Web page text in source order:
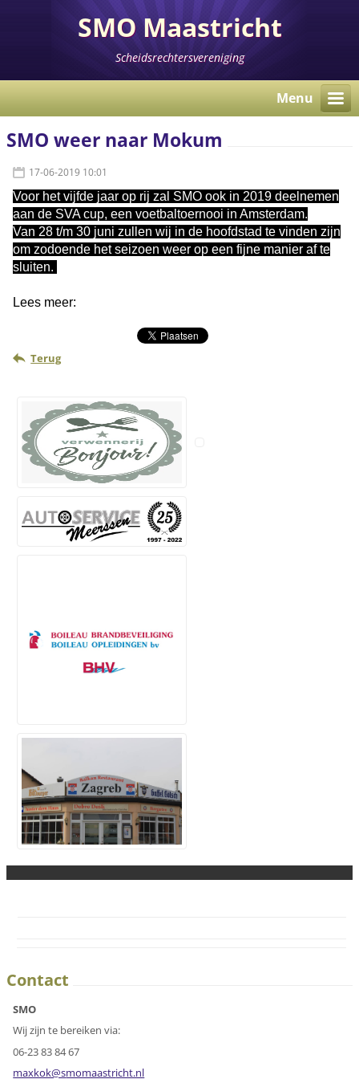
SMO Maastricht
Scheidsrechtersvereniging
Menu
SMO weer naar Mokum
17-06-2019 10:01
Voor het vijfde jaar op rij zal SMO ook in 2019 deelnemen
aan de SVA cup, een voetbaltoernooi in Amsterdam.
Van 28 t/m 30 juni zullen wij in de hoofdstad te vinden zijn
om zodoende het seizoen weer op een fijne manier af te
sluiten.
Lees meer:
Terug
Contact
SMO
Wij zijn te bereiken via:
06-23 83 84 67
maxkok@smomaastricht.nl